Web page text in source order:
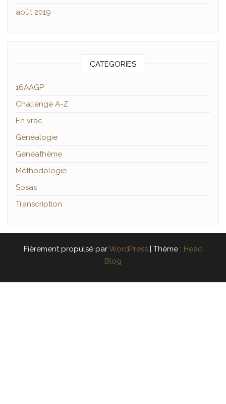
août 2019
CATÉGORIES
16AAGP
Challenge A-Z
En vrac
Généalogie
Généathème
Méthodologie
Sosas
Transcription
Fièrement propulsé parWordPress | Thème : Head
Blog